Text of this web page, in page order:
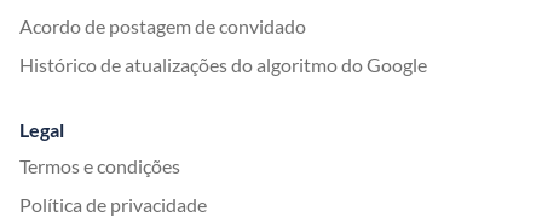
Acordo de postagem de convidado
Histórico de atualizações do algoritmo do Google
Legal
Termos e condições
Política de privacidade